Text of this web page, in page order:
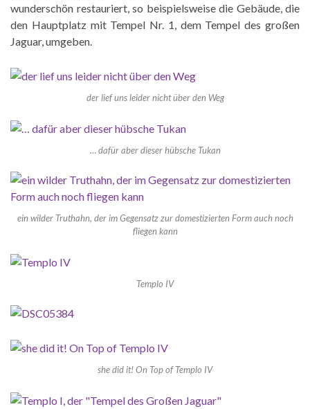
wunderschön restauriert, so beispielsweise die Gebäude, die
den Hauptplatz mit Tempel Nr. 1, dem Tempel des großen
Jaguar, umgeben.
der lief uns leider nicht über den Weg
… dafür aber dieser hübsche Tukan
ein wilder Truthahn, der im Gegensatz zur domestizierten Form auch noch
fliegen kann
Templo IV
she did it! On Top of Templo IV